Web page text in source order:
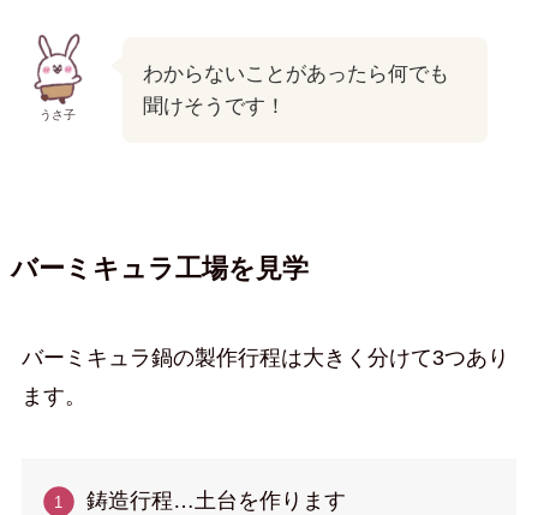
うさ子
わからないことがあったら何でも
聞けそうです！
バーミキュラ工場を見学
バーミキュラ鍋の製作行程は大きく分けて3つあり
ます。
鋳造行程…土台を作ります